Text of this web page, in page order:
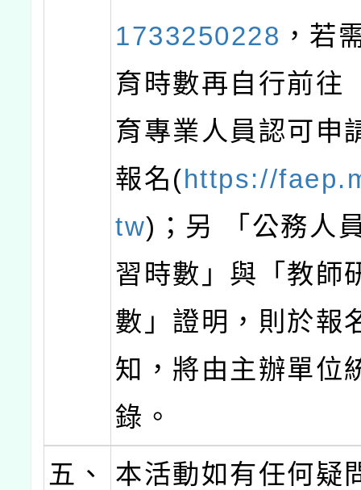
1733250228 ，若
育時數再自行前往
育專業人員認可申
報名(https://
tw)；另 「公務人
習時數」與「教師
數」證明，則於報
知，將由主辦單位
錄。
五、
本活動如有任何疑